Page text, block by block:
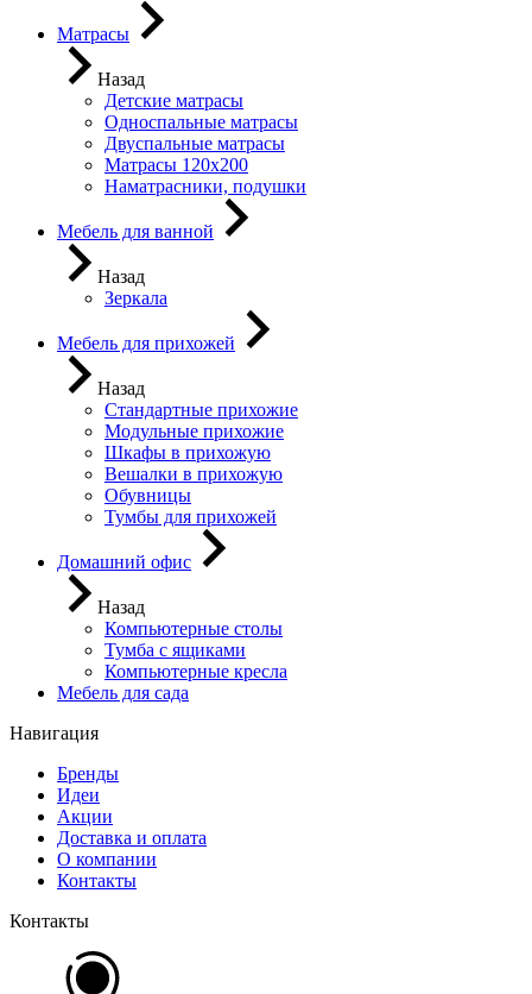
Матрасы
Назад
Детские матрасы
Односпальные матрасы
Двуспальные матрасы
Матрасы 120х200
Наматрасники, подушки
Мебель для ванной
Назад
Зеркала
Мебель для прихожей
Назад
Стандартные прихожие
Модульные прихожие
Шкафы в прихожую
Вешалки в прихожую
Обувницы
Тумбы для прихожей
Домашний офис
Назад
Компьютерные столы
Тумба с ящиками
Компьютерные кресла
Мебель для сада
Навигация
Бренды
Идеи
Акции
Доставка и оплата
О компании
Контакты
Контакты